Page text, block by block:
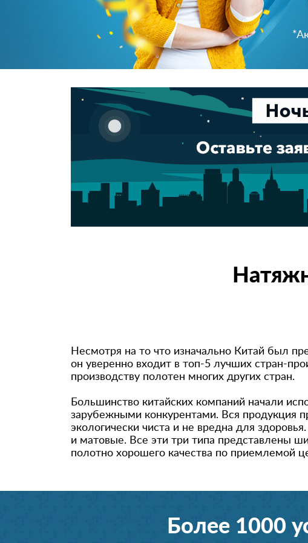
Несмотря на то что изначально Китай был
он уверенно входит в топ-5 лучших стран-
производству полотен многих других стран.
Большинство китайских компаний начали
зарубежными конкурентами. Вся продукция
экологически чиста и не вредна для
и матовые. Все эти три типа представлены
полотно хорошего качества по приемлемой
Более 1000